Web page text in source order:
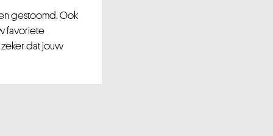
gestoomd. Ook
favoriete
dat jouw